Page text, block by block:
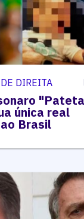
DIREITA
única real
Brasil